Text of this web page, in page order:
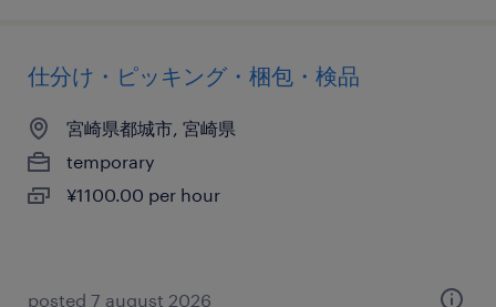
仕分け・ピッキング・梱包・検品
宮崎県都城市, 宮崎県
temporary
¥1100.00 per hour
posted 7 august 2026